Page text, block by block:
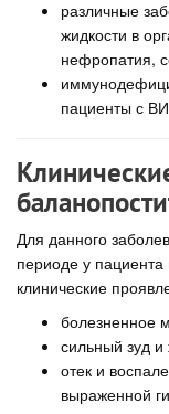
различные
жидкости в
нефропатия,
пациенты с
Для данного
периоде у
клинические
болезненное
сильный зуд и
отек и
выраженной